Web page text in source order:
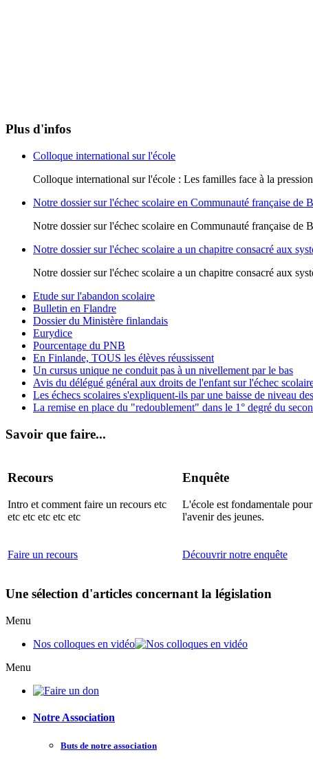
Plus d'infos
Colloque international sur l'école
Colloque international sur l'école : Les familles face à la
Notre dossier sur l'échec scolaire en Communauté française de
Notre dossier sur l'échec scolaire en Communauté française de
Notre dossier sur l'échec scolaire a un chapitre consacré aux
Notre dossier sur l'échec scolaire a un chapitre consacré aux
Etude sur l'abandon scolaire
Bulletin en Flandre
Dossier du Ministère finlandais
Eurydice
Pourcentage du PNB
En Finlande, TOUS les élèves réussissent
Un cursus unique ne conduit pas à un nivellement par le bas
Avis du délégué général aux droits de l'enfant sur l'échec
Les échecs scolaires s'expliquent-ils par une baisse de niveau
La remise en place du "redoublement" dans le 1° degré du
Savoir que faire...
Recours
Intro et comment faire un recours etc
etc etc etc etc etc
Enquête
L'école est fondamentale
l'avenir des jeunes.
Faire un recours Découvrir notre enquête
Une sélection d'articles concernant la législation
Menu
Nos colloques en vidéo
Menu
Notre Association
Buts de notre association